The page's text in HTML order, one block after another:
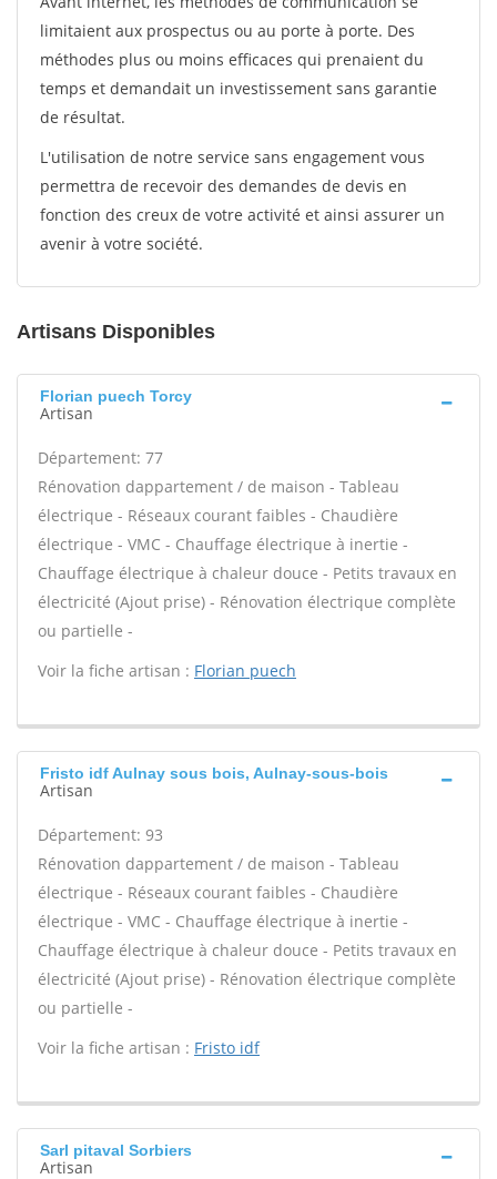
limitaient aux prospectus ou au porte à porte. Des
méthodes plus ou moins efficaces qui prenaient du
temps et demandait un investissement sans garantie
de résultat.
L'utilisation de notre service sans engagement vous
permettra de recevoir des demandes de devis en
fonction des creux de votre activité et ainsi assurer un
avenir à votre société.
Artisans Disponibles
Florian puech Torcy
Artisan
Département: 77
Rénovation dappartement / de maison - Tableau
électrique - Réseaux courant faibles - Chaudière
électrique - VMC - Chauffage électrique à inertie -
Chauffage électrique à chaleur douce - Petits travaux en
électricité (Ajout prise) - Rénovation électrique complète
ou partielle -
Voir la fiche artisan : Florian puech
Fristo idf Aulnay sous bois, Aulnay-sous-bois
Artisan
Département: 93
Rénovation dappartement / de maison - Tableau
électrique - Réseaux courant faibles - Chaudière
électrique - VMC - Chauffage électrique à inertie -
Chauffage électrique à chaleur douce - Petits travaux en
électricité (Ajout prise) - Rénovation électrique complète
ou partielle -
Voir la fiche artisan : Fristo idf
Sarl pitaval Sorbiers
Artisan